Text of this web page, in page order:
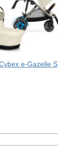
e-Gazelle S